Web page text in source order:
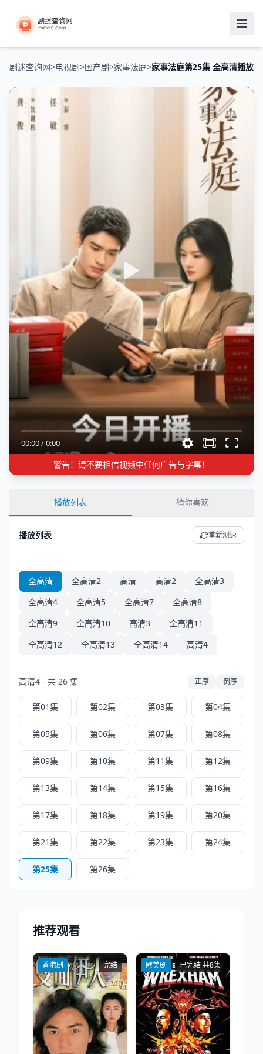
剧迷查询网>电视剧>国产剧>家事法庭>家事法庭第25集 全高清播放
00:00/0:00
警告：请不要相信视频中任何广告与字幕！
播放列表 猜你喜欢
播放列表 重新测速
全高清 全高清2 高清 高清2
全高清3
全高清4
全高清5 全高清7
全高清8
全高清9
全高清10 高清3
全高清11
全高清12
全高清13 全高清14 高清4
高清4 - 共 26 集 正序 倒序
第01集 第02集 第03集 第04集
第05集 第06集 第07集 第08集
第09集 第10集 第11集 第12集
第13集 第14集 第15集 第16集
第17集 第18集 第19集 第20集
第21集 第22集 第23集 第24集
第25集 第26集
推荐观看
香港剧 完结 欧美剧 已完结 共8集